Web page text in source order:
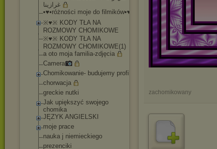
غرازينا
•♥•różności moje do filmików•♥•
※♥※ KODY TŁA NA
ROZMOWY CHOMIKOWE
※♥※ KODY TŁA NA
ROZMOWY CHOMIKOWE(1)
a oto moja familia-zdjęcia
Camera
Chomikowanie- budujemy profil
chorwacja
greckie nutki
Jak upiększyć swojego
chomika
JĘZYK ANGIELSKI
moje prace
nauka j niemieckiego
prezenciki
zachomikowany